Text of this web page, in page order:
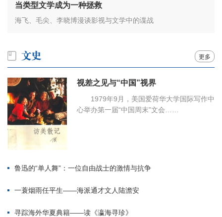
当类型文学成为一种拯救
海飞、毛尖、李晓博漫谈影视与文学中的谍战
更多
视差之见与“中国”视界
1979年9月，美国爱荷华大学国际写作中
心举办第一届“中国周末”文会……
鲁迅的“单人舞”：一位自由战士的激情与抗争
一蓑烟雨任平生——海派通才文人陆澹安
寻踪海外华夏典籍——读《瀛海寻珍》